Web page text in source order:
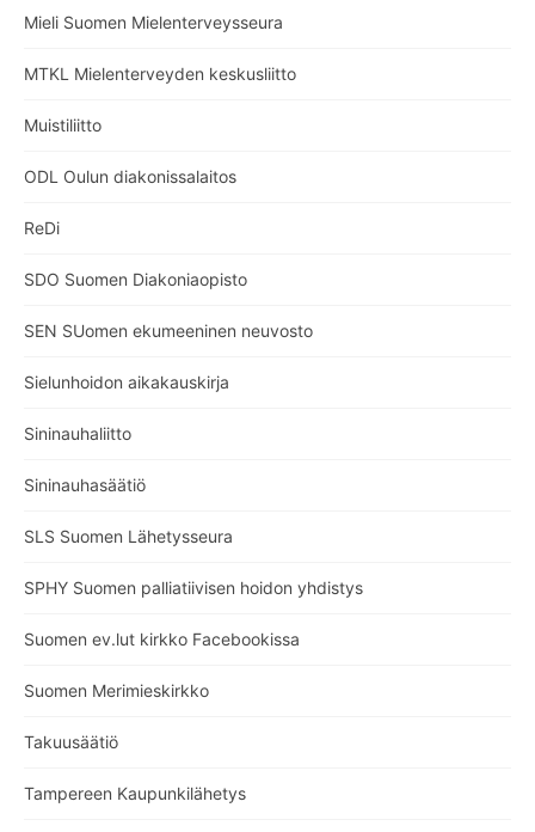
Mieli Suomen Mielenterveysseura
MTKL Mielenterveyden keskusliitto
Muistiliitto
ODL Oulun diakonissalaitos
ReDi
SDO Suomen Diakoniaopisto
SEN SUomen ekumeeninen neuvosto
Sielunhoidon aikakauskirja
Sininauhaliitto
Sininauhasäätiö
SLS Suomen Lähetysseura
SPHY Suomen palliatiivisen hoidon yhdistys
Suomen ev.lut kirkko Facebookissa
Suomen Merimieskirkko
Takuusäätiö
Tampereen Kaupunkilähetys